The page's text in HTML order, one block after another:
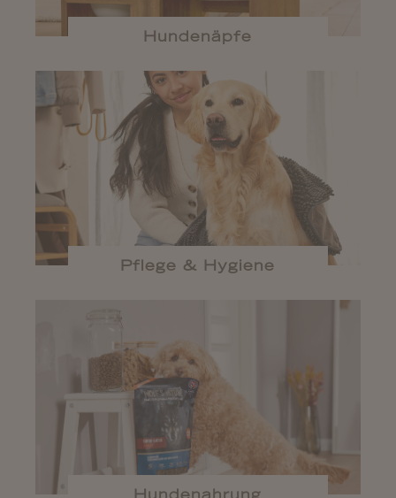
Hundenäpfe
Pflege & Hygiene
Hundenahrung